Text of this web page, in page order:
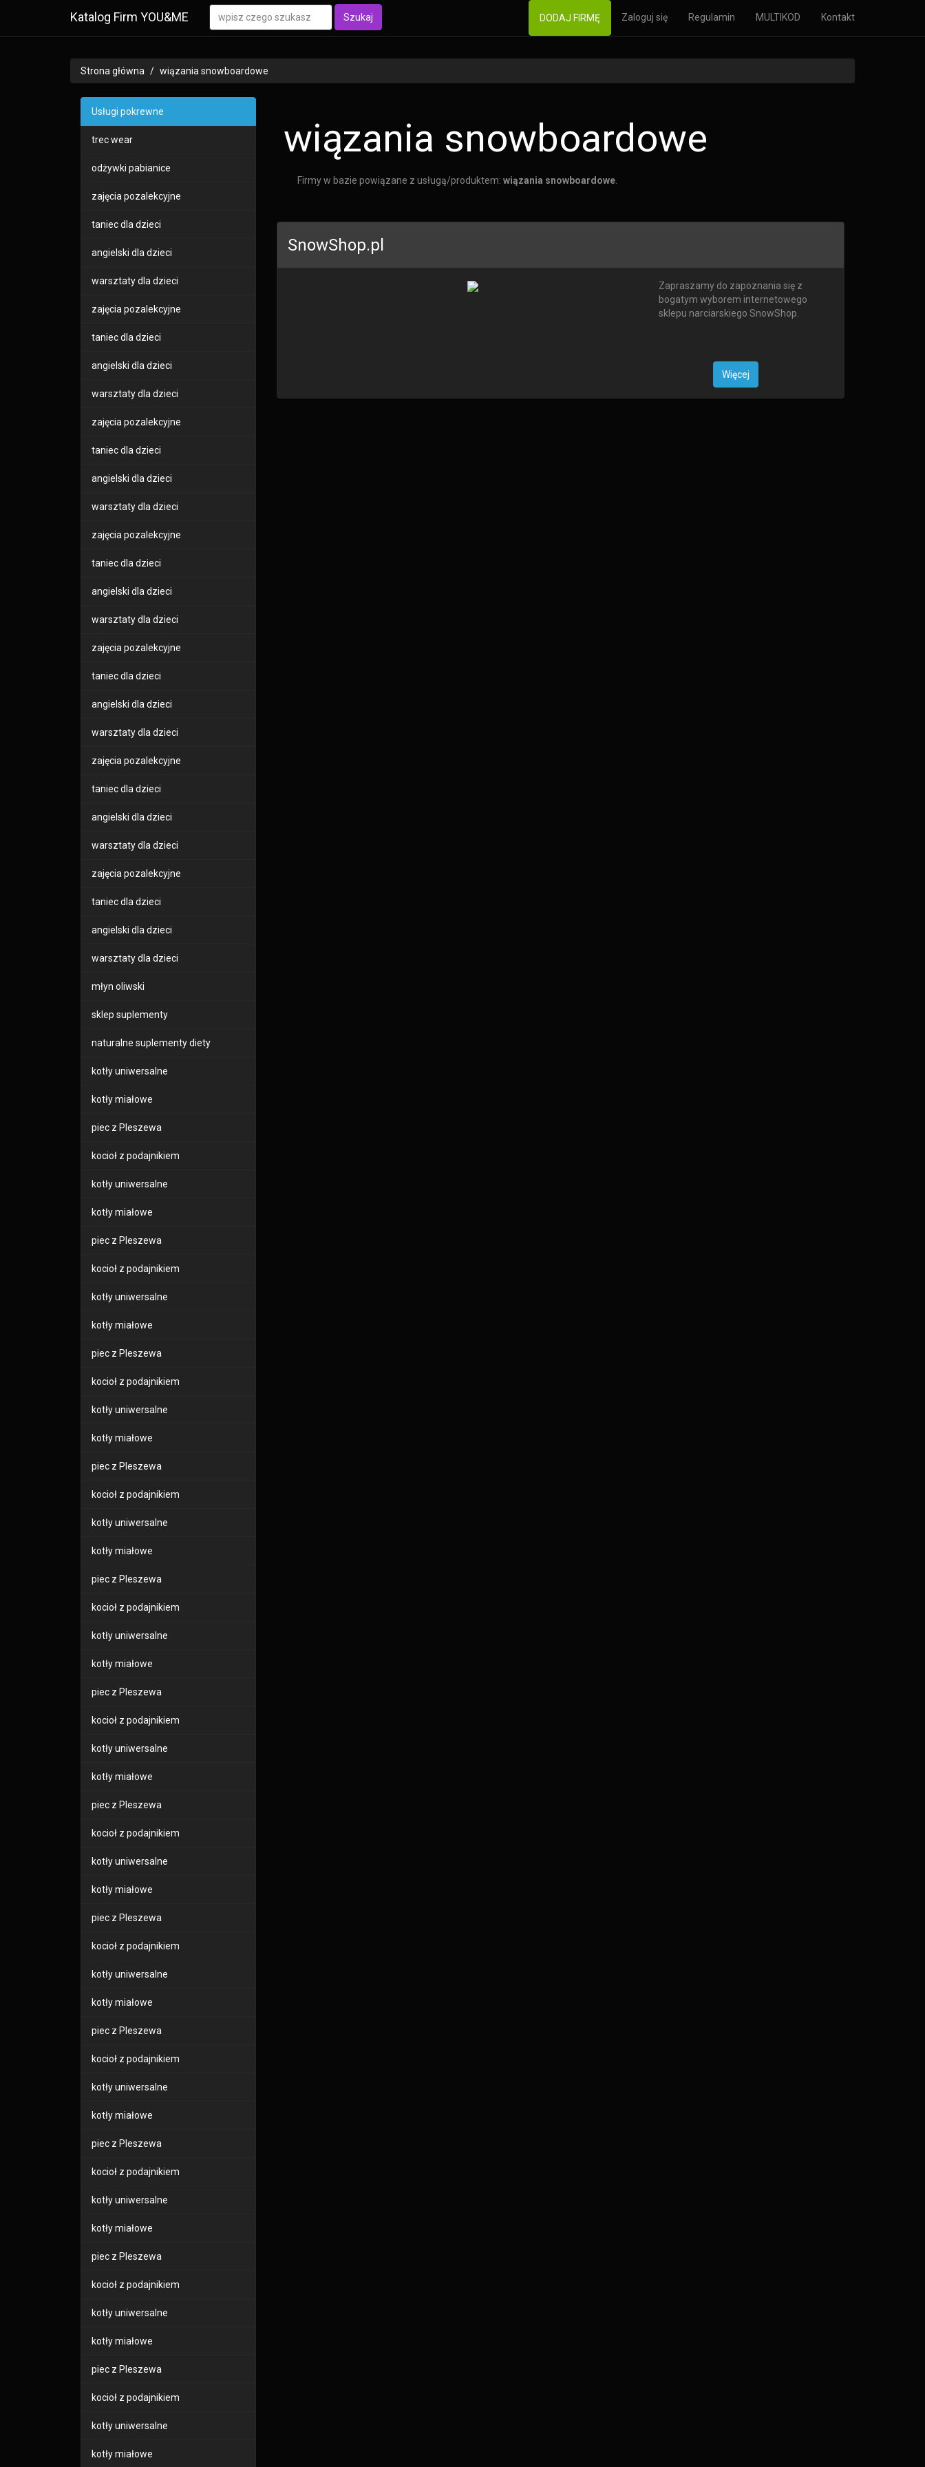
Katalog Firm YOU&ME Szukaj DODAJ FIRMĘ Zaloguj się Regulamin MULTIKOD Kontakt
Strona główna wiązania snowboardowe
Usługi pokrewne
trec wear
odżywki pabianice
zajęcia pozalekcyjne
taniec dla dzieci
angielski dla dzieci
warsztaty dla dzieci
zajęcia pozalekcyjne
taniec dla dzieci
angielski dla dzieci
warsztaty dla dzieci
zajęcia pozalekcyjne
taniec dla dzieci
angielski dla dzieci
warsztaty dla dzieci
zajęcia pozalekcyjne
taniec dla dzieci
angielski dla dzieci
warsztaty dla dzieci
zajęcia pozalekcyjne
taniec dla dzieci
angielski dla dzieci
warsztaty dla dzieci
zajęcia pozalekcyjne
taniec dla dzieci
angielski dla dzieci
warsztaty dla dzieci
zajęcia pozalekcyjne
taniec dla dzieci
angielski dla dzieci
warsztaty dla dzieci
młyn oliwski
sklep suplementy
naturalne suplementy diety
kotły uniwersalne
kotły miałowe
piec z Pleszewa
kocioł z podajnikiem
kotły uniwersalne
kotły miałowe
piec z Pleszewa
kocioł z podajnikiem
kotły uniwersalne
kotły miałowe
piec z Pleszewa
kocioł z podajnikiem
kotły uniwersalne
kotły miałowe
piec z Pleszewa
kocioł z podajnikiem
kotły uniwersalne
kotły miałowe
piec z Pleszewa
kocioł z podajnikiem
kotły uniwersalne
kotły miałowe
piec z Pleszewa
kocioł z podajnikiem
kotły uniwersalne
kotły miałowe
piec z Pleszewa
kocioł z podajnikiem
kotły uniwersalne
kotły miałowe
piec z Pleszewa
kocioł z podajnikiem
kotły uniwersalne
kotły miałowe
piec z Pleszewa
kocioł z podajnikiem
kotły uniwersalne
kotły miałowe
piec z Pleszewa
kocioł z podajnikiem
kotły uniwersalne
kotły miałowe
piec z Pleszewa
kocioł z podajnikiem
kotły uniwersalne
kotły miałowe
piec z Pleszewa
kocioł z podajnikiem
kotły uniwersalne
kotły miałowe
wiązania snowboardowe
Firmy w bazie powiązane z usługą/produktem: wiązania snowboardowe
SnowShop.pl
Zapraszamy do zapoznania się z
bogatym wyborem internetowego
sklepu narciarskiego SnowShop.
Więcej